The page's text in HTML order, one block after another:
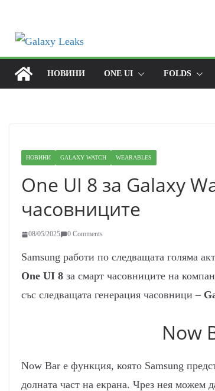
content
НОВИНИ ONE UI FOLDS
НОВИНИ GALAXY WATCH WEARABLES
One UI 8 за Galaxy
часовниците
08/05/2025 0 Comments
Samsung работи по следващата голяма
One UI 8 за смарт часовниците на
със следващата генерация часовници –
Now
Now Bar е функция, която Samsung
долната част на екрана. Чрез нея можем